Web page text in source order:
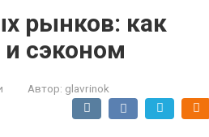
рынков: как
сэконом
Автор: glavrinok